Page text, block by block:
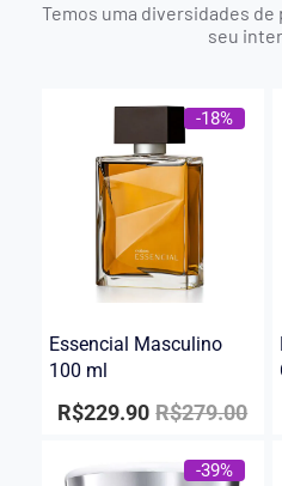
Temos uma diversidades
seu
-18%
Essencial Masculino
100 ml
R$279.00
R$229.90
-39%